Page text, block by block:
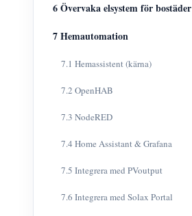
6 Övervaka elsystem för bostäder
7 Hemautomation
7.1 Hemassistent (kärna)
7.2 OpenHAB
7.3 NodeRED
7.4 Home Assistant & Grafana
7.5 Integrera med PVoutput
7.6 Integrera med Solax Portal